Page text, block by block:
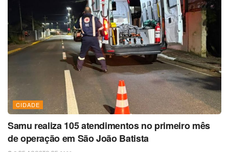
CIDADE
Samu realiza 105 atendimentos no primeiro mês
de operação em São João Batista